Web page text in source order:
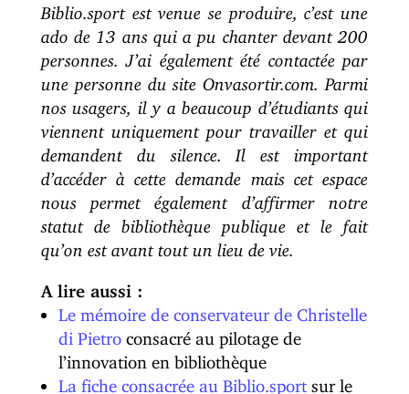
Biblio.sport est venue se produire, c’est une
ado de 13 ans qui a pu chanter devant 200
personnes. J’ai également été contactée par
une personne du site Onvasortir.com. Parmi
nos usagers, il y a beaucoup d’étudiants qui
viennent uniquement pour travailler et qui
demandent du silence. Il est important
d’accéder à cette demande mais cet espace
nous permet également d’affirmer notre
statut de bibliothèque publique et le fait
qu’on est avant tout un lieu de vie.
A lire aussi :
Le mémoire de conservateur de Christelle
di Pietro consacré au pilotage de
l’innovation en bibliothèque
La fiche consacrée au Biblio.sportsur le